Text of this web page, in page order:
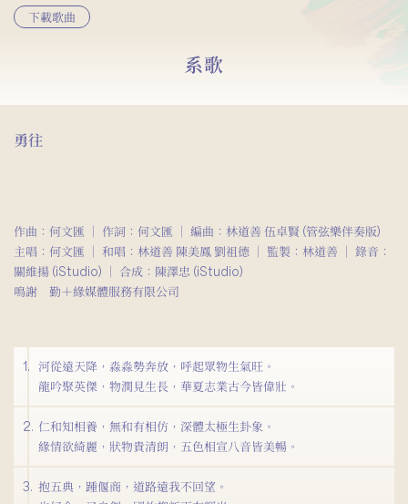
下載歌曲
系歌
勇往
作曲：何文匯 ｜ 作詞：何文匯 ｜ 編曲：林道善 伍卓賢 (管弦樂伴奏版)
主唱：何文匯 ｜ 和唱：林道善 陳美鳳 劉祖德 ｜ 監製：林道善 ｜ 錄音：
關維揚 (iStudio) ｜ 合成：陳澤忠 (iStudio)
鳴謝 勤＋緣媒體服務有限公司
1.
河從遠天降，淼淼勢奔放，呼起眾物生氣旺。
龍吟聚英傑，物潤見生長，華夏志業古今皆偉壯。
2. 仁和知相養，無和有相仿，深體太極生卦象。
緣情欲綺麗，狀物貴清朗，五色相宣八音皆美暢。
3. 抱五典，踵偃商，道路遠我不回望。